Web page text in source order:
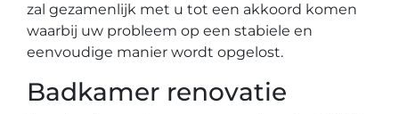
zal gezamenlijk met u tot een akkoord komen
waarbij uw probleem op een stabiele en
eenvoudige manier wordt opgelost.
Badkamer renovatie